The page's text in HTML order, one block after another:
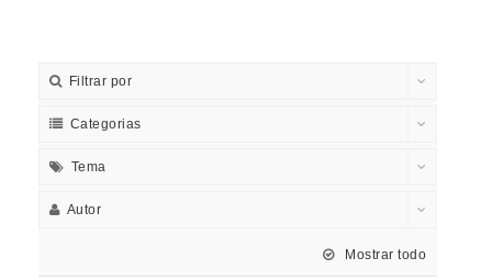
Filtrar por
Categorias
Tema
Autor
Mostrar todo